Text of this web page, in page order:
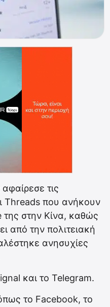
τις
Threads που ανήκουν
στην Κίνα, καθώς
από την πολιτειακή
ανησυχίες
και το Telegram.
το Facebook, το